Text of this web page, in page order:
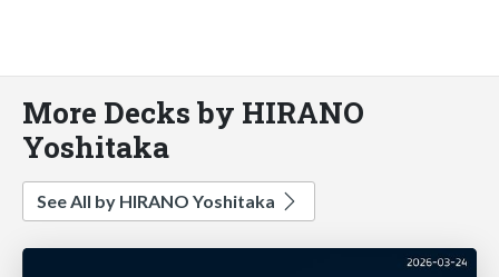
More Decks by HIRANO
Yoshitaka
See All by HIRANO Yoshitaka